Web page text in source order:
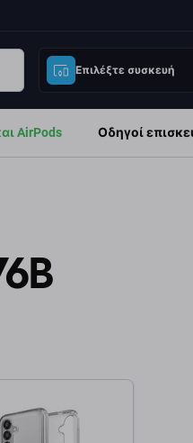
Επιλέξτε συσκευή
AirPods Οδηγοί